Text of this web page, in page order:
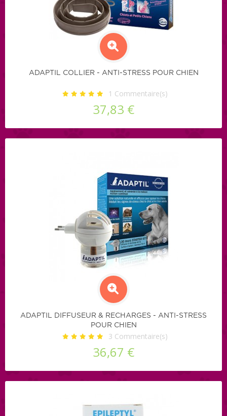
ADAPTIL COLLIER - ANTI-STRESS POUR CHIEN
1 Commentaire(s)
37,83 €
ADAPTIL DIFFUSEUR & RECHARGES - ANTI-STRESS
POUR CHIEN
3 Commentaire(s)
36,67 €